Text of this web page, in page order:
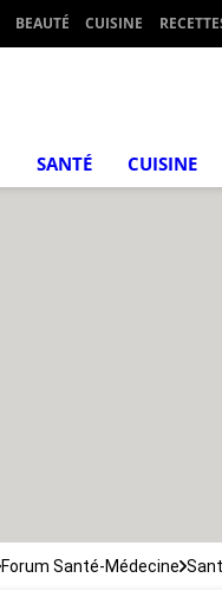
BEAUTÉ CUISINE
SANTÉ CUISINE
Forum Santé-Médecine